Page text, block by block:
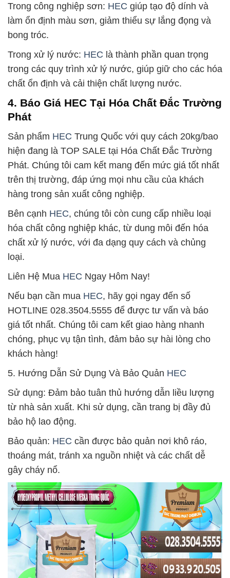
Trong công nghiệp sơn: HEC giúp tạo độ dính và
làm ổn định màu sơn, giảm thiểu sự lắng đọng và
bong tróc.
Trong xử lý nước: HEC là thành phần quan trọng
trong các quy trình xử lý nước, giúp giữ cho các hóa
chất ổn định và cải thiện chất lượng nước.
4. Báo Giá HEC Tại Hóa Chất Đắc Trường
Phát
Sản phẩm HEC Trung Quốc với quy cách 20kg/bao
hiện đang là TOP SALE tại Hóa Chất Đắc Trường
Phát. Chúng tôi cam kết mang đến mức giá tốt nhất
trên thị trường, đáp ứng mọi nhu cầu của khách
hàng trong sản xuất công nghiệp.
Bên cạnh HEC, chúng tôi còn cung cấp nhiều loại
hóa chất công nghiệp khác, từ dung môi đến hóa
chất xử lý nước, với đa dạng quy cách và chủng
loại.
Liên Hệ Mua HEC Ngay Hôm Nay!
Nếu bạn cần mua HEC, hãy gọi ngay đến số
HOTLINE 028.3504.5555 để được tư vấn và báo
giá tốt nhất. Chúng tôi cam kết giao hàng nhanh
chóng, phục vụ tận tình, đảm bảo sự hài lòng cho
khách hàng!
5. Hướng Dẫn Sử Dụng Và Bảo Quản HEC
Sử dụng: Đảm bảo tuân thủ hướng dẫn liều lượng
từ nhà sản xuất. Khi sử dụng, cần trang bị đầy đủ
bảo hộ lao động.
Bảo quản: HEC cần được bảo quản nơi khô ráo,
thoáng mát, tránh xa nguồn nhiệt và các chất dễ
gây cháy nổ.